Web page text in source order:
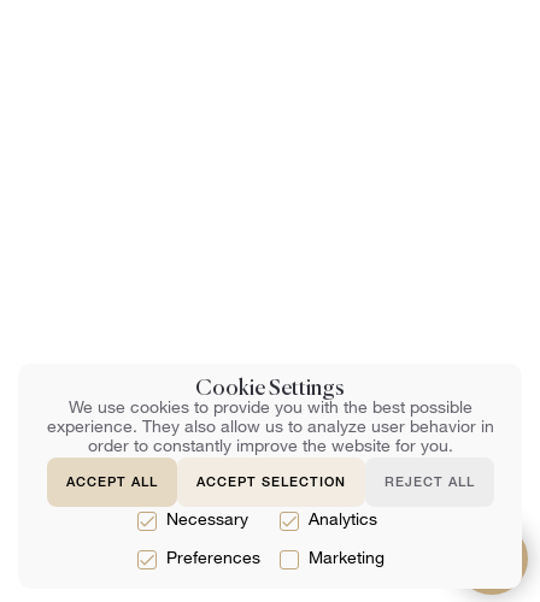
Cookie Settings
We use cookies to provide you with the best possible
experience. They also allow us to analyze user behavior in
order to constantly improve the website for you.
ACCEPT ALL ACCEPT SELECTION REJECT ALL
Necessary Analytics
Preferences Marketing